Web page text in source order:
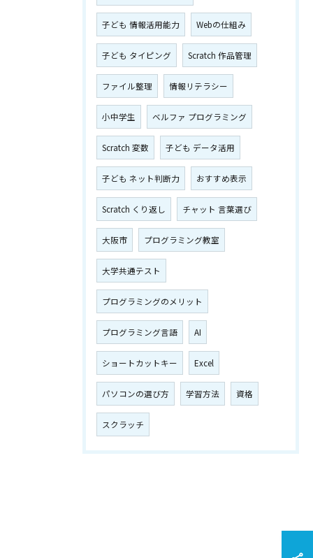
子ども 情報活用能力 Webの仕組み
子ども タイピング Scratch 作品管理
ファイル整理 情報リテラシー
小中学生 ベルファ プログラミング
Scratch 変数 子ども データ活用
子ども ネット判断力 おすすめ表示
Scratch くり返し チャット 言葉選び
大阪市 プログラミング教室
大学共通テスト
プログラミングのメリット
プログラミング言語 AI
ショートカットキー Excel
パソコンの選び方 学習方法 資格
スクラッチ